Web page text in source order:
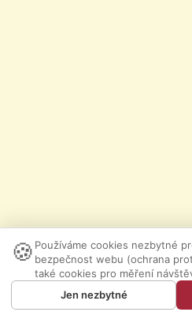
🍪 Používáme cookies nezbytné
bezpečnost webu (ochrana
také cookies pro měření
Jen nezbytné